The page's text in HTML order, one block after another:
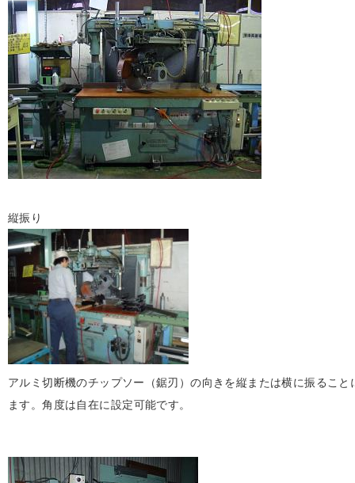
縦振り
アルミ切断機のチップソー（鋸刃）の向きを縦または横に振るこ
ます。角度は自在に設定可能です。